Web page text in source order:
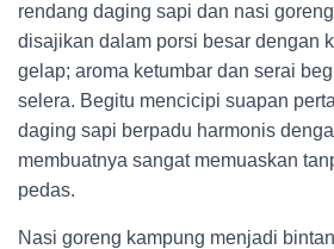
rendang daging sapi dan nasi
disajikan dalam porsi besar dengan
gelap; aroma ketumbar dan serai
selera. Begitu mencicipi suapan
daging sapi berpadu harmonis
membuatnya sangat memuaskan
pedas.
Nasi goreng kampung menjadi